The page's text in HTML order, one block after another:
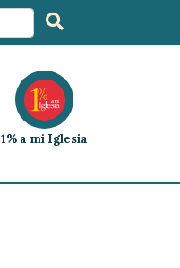
1% a mi Iglesia